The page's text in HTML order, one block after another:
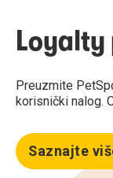
Loyalty
Preuzmite
korisnički nalog.
Saznajte